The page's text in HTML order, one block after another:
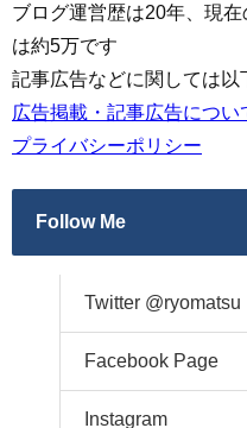
ブログ運営歴は20年、現
は約5万です
記事広告などに関しては以
広告掲載・記事広告につい
プライバシーポリシー
Follow Me
Twitter @ryomatsu
Facebook Page
Instagram